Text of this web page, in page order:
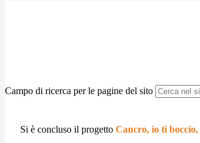
Campo di ricerca per le pagine del sito
Si è concluso il progetto Cancro, io ti boccio,